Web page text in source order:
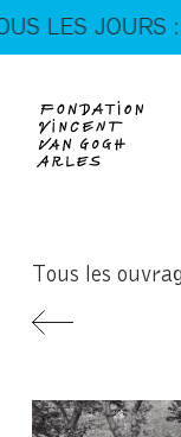
En ce moment,
GOGH,
JOURS : «
Tous les